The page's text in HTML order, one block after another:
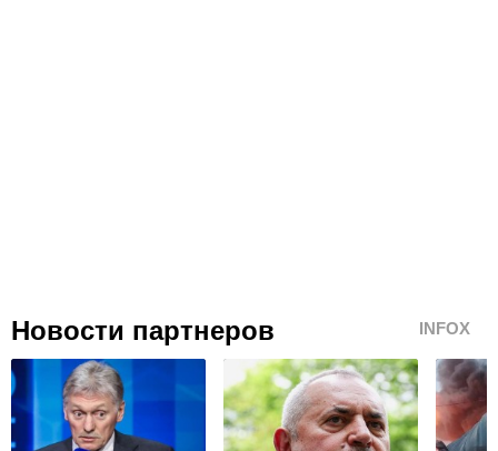
Новости партнеров INFOX